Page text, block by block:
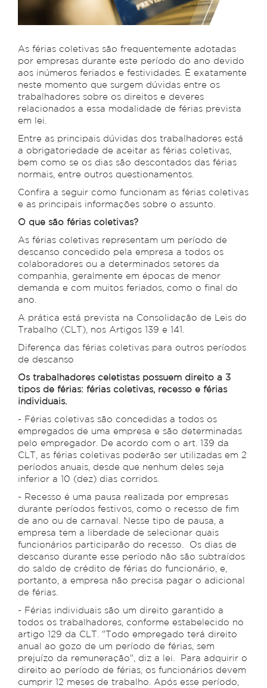
As férias coletivas são frequentemente adotadas
por empresas durante este período do ano devido
aos inúmeros feriados e festividades. É exatamente
neste momento que surgem dúvidas entre os
trabalhadores sobre os direitos e deveres
relacionados a essa modalidade de férias prevista
em lei.
Entre as principais dúvidas dos trabalhadores está
a obrigatoriedade de aceitar as férias coletivas,
bem como se os dias são descontados das férias
normais, entre outros questionamentos.
Confira a seguir como funcionam as férias coletivas
e as principais informações sobre o assunto.
O que são férias coletivas?
As férias coletivas representam um período de
descanso concedido pela empresa a todos os
colaboradores ou a determinados setores da
companhia, geralmente em épocas de menor
demanda e com muitos feriados, como o final do
ano.
A prática está prevista na Consolidação de Leis do
Trabalho (CLT), nos Artigos 139 e 141.
Diferença das férias coletivas para outros períodos
de descanso
Os trabalhadores celetistas possuem direito a 3
tipos de férias: férias coletivas, recesso e férias
individuais.
- Férias coletivas são concedidas a todos os
empregados de uma empresa e são determinadas
pelo empregador. De acordo com o art. 139 da
CLT, as férias coletivas poderão ser utilizadas em 2
períodos anuais, desde que nenhum deles seja
inferior a 10 (dez) dias corridos.
- Recesso é uma pausa realizada por empresas
durante períodos festivos, como o recesso de fim
de ano ou de carnaval. Nesse tipo de pausa, a
empresa tem a liberdade de selecionar quais
funcionários participarão do recesso. Os dias de
descanso durante esse período não são subtraídos
do saldo de crédito de férias do funcionário, e,
portanto, a empresa não precisa pagar o adicional
de férias.
- Férias individuais são um direito garantido a
todos os trabalhadores, conforme estabelecido no
artigo 129 da CLT. "Todo empregado terá direito
anual ao gozo de um período de férias, sem
prejuízo da remuneração", diz a lei. Para adquirir o
direito ao período de férias, os funcionários devem
cumprir 12 meses de trabalho. Após esse período,